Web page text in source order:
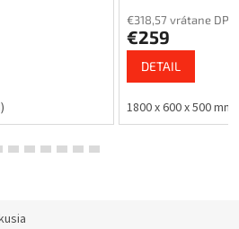
€318,57 vrátane DPH
€259
DETAIL
1800 x 600 x 500 mm